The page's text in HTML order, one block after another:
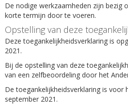
De nodige werkzaamheden zijn bezig
korte termijn door te voeren.
Opstelling van deze
Deze toegankelijkheidsverklaring is
2021.
Bij de opstelling van deze
van een zelfbeoordeling door het
De toegankelijkheidsverklaring is voor
september 2021.